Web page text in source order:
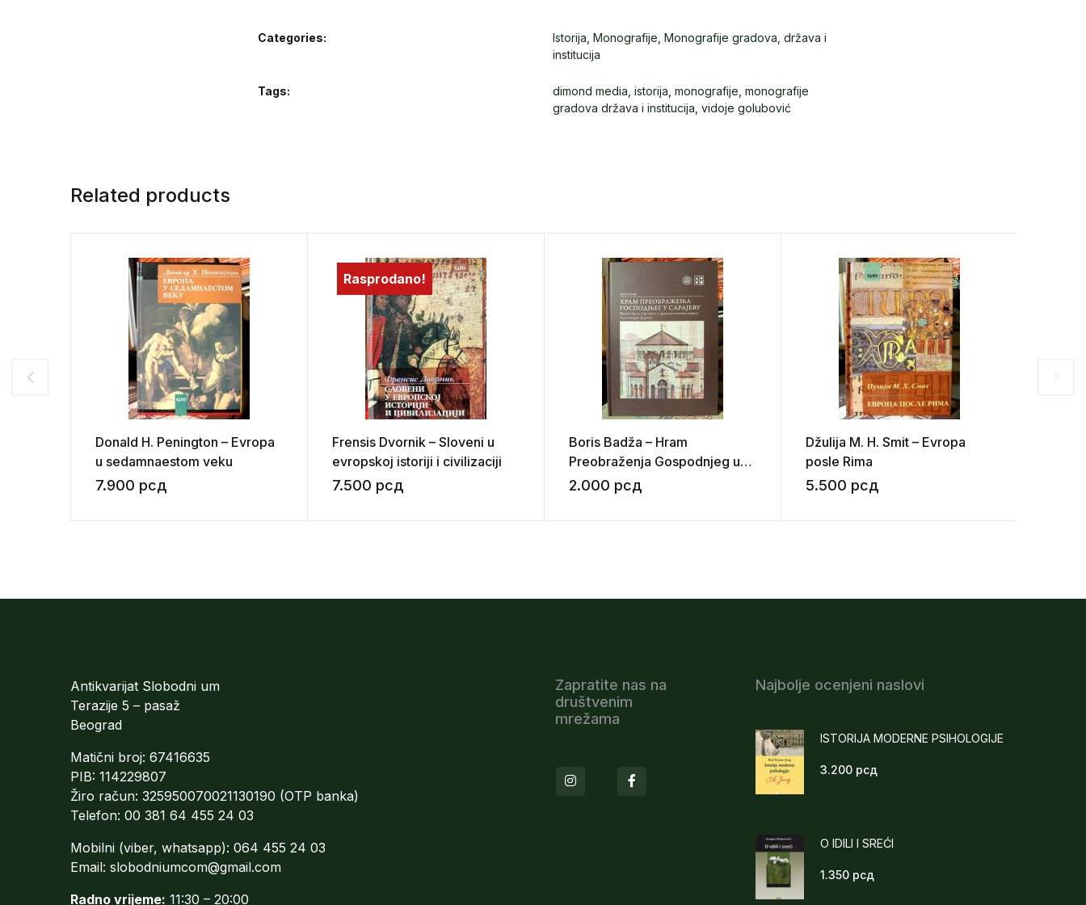
Categories: Istorija Monografije Monografije gradova, država i
institucija
Tags: dimond media istorija monografije monografije
gradova država i institucija vidoje golubović
Related products
Donald H. Penington – Evropa
u sedamnaestom veku
7.900 рсд
Rasprodano!
Frensis Dvornik – Sloveni u
evropskoj istoriji i civilizaciji
7.500 рсд
Boris Badža – Hram
Preobraženja Gospodnjeg u
Sarajevu (Vizantijska
izrazu Aleksandra Deroka)
2.000 рсд
Džulija M. H. Smit – Evropa
posle Rima
5.500 рсд
Antikvarijat Slobodni um
Terazije 5 – pasaž
Beograd
Matični broj: 67416635
PIB: 114229807
Žiro račun: 325950070021130190 (OTP banka)
Telefon: 00 381 64 455 24 03
Mobilni (viber, whatsapp): 064 455 24 03
Email: slobodniumcom@gmail.com
Radno vrijeme: 11:30 – 20:00
Zapratite nas na
društvenim
mrežama
Instagram
Najbolje ocenjeni naslovi
ISTORIJA MODERNE PSIHOLOGIJE
3.200 рсд
O IDILI I SREĆI
1.350 рсд